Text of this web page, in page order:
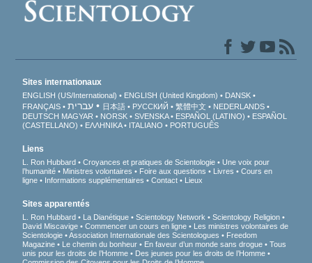
Sites internationaux
ENGLISH (US/International) ENGLISH (United Kingdom)
DANSK
FRANÇAIS
עברית 日本語 РУССКИЙ 繁體中文
NEDERLANDS
DEUTSCH MAGYAR NORSK SVENSKA ESPAÑOL (LATINO)
ESPAÑOL
(CASTELLANO)
ΕΛΛΗΝΙΚA ITALIANO PORTUGUÊS
Liens
L. Ron Hubbard Croyances et pratiques de Scientologie
Une voix pour
l’humanité
Ministres volontaires Foire aux questions Livres
Cours en
ligne
Informations supplémentaires Contact Lieux
Sites apparentés
L. Ron Hubbard La Dianétique Scientology Network
Scientology Religion
David Miscavige
Commencer un cours en ligne
Les ministres volontaires de
Scientologie
Association Internationale des Scientologues
Freedom
Magazine
Le chemin du bonheur En faveur d’un monde sans drogue
Tous
unis pour les droits de l’Homme
Des jeunes pour les droits de l’Homme